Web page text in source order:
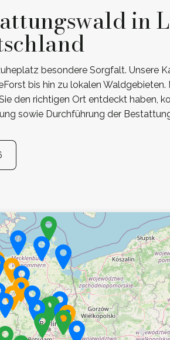
in
besondere Sorgfalt. Unsere
bis hin zu lokalen Waldgebieten.
den richtigen Ort entdeckt haben,
sowie Durchführung der